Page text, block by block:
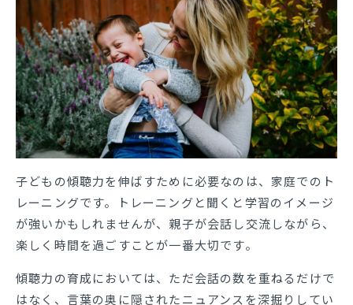
子どもの傾聴力を伸ばすために必要なのは、家庭でのト
レーニングです。トレーニングと聞くと学習のイメージ
が強いかもしれませんが、親子が会話し交流しながら、
楽しく時間を過ごすことが一番大切です。
傾聴力の育成においては、ただ会話の数を重ねるだけで
はなく、言葉の奥に隠されたニュアンスを深掘りしてい